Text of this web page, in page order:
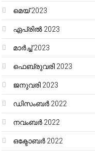
മെയ്‌ 2023
ഏപ്രിൽ 2023
മാർച്ച്‌ 2023
ഫെബ്രുവരി 2023
ജനുവരി 2023
ഡിസംബർ 2022
നവംബർ 2022
ഒക്ടോബർ 2022